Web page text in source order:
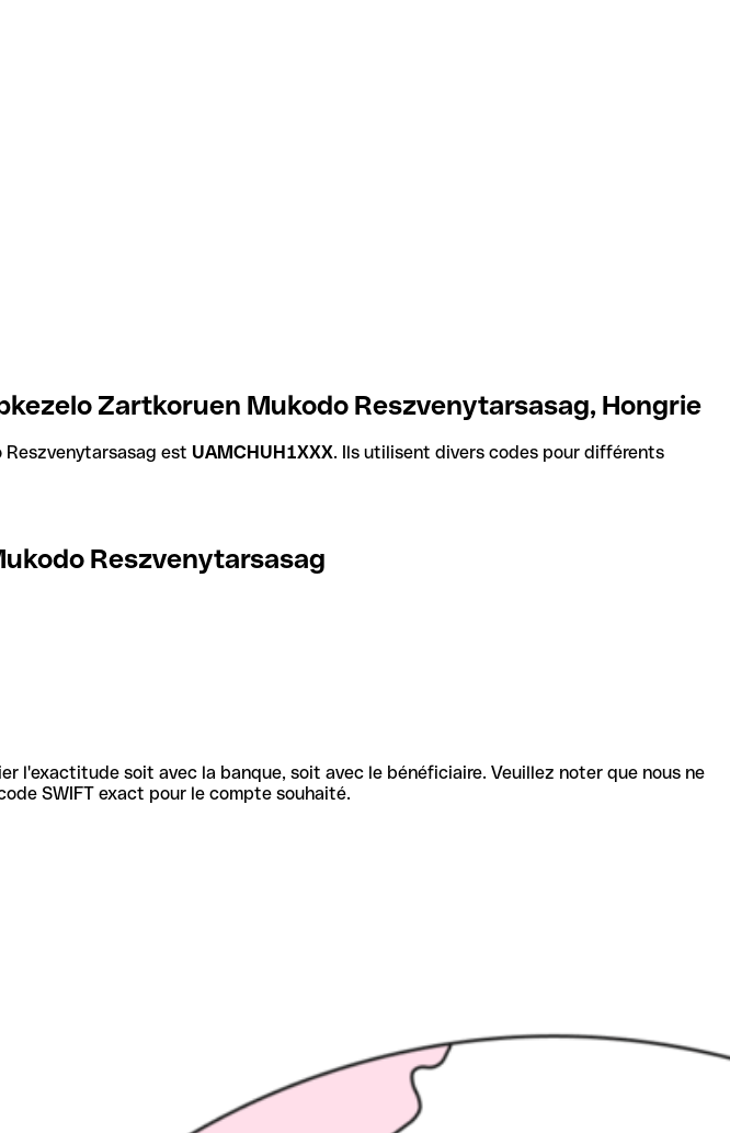
Zartkoruen Mukodo Reszvenytarsasag, Hongrie
est UAMCHUH1XXX. Ils utilisent divers codes pour différents
Reszvenytarsasag
l'exactitude soit avec la banque, soit avec le bénéficiaire. Veuillez noter que nous ne
SWIFT exact pour le compte souhaité.